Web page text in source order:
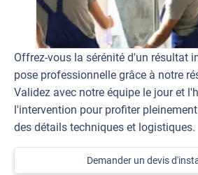
Offrez-vous la sérénité d'un résultat
pose professionnelle grâce à notre
Validez avec notre équipe le jour et
l'intervention pour profiter
des détails techniques et logistiques.
Demander un devis